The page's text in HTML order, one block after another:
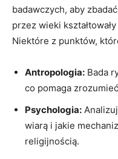
badawczych, aby
przez wieki
Niektóre z punktów,
Antropologia: Bada
co pomaga
Psychologia:
wiarą i jakie
religijnością.